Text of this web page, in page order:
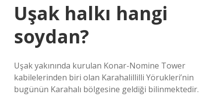
Uşak halkı hangi
soydan?
Uşak yakınında kurulan Konar-Nomine Tower
kabilelerinden biri olan Karahalillilli Yörukleri’nin
bugünün Karahalı bölgesine geldiği bilinmektedir.